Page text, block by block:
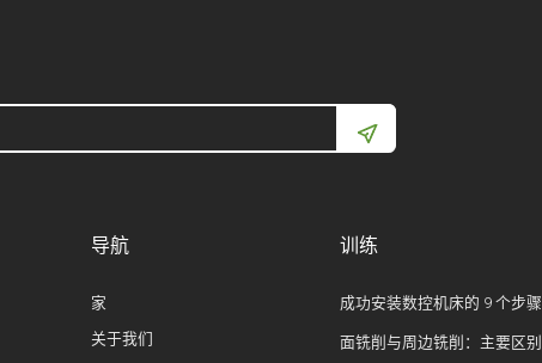
导航
家
关于我们
训练
成功安装数控机床的 9 个步骤
面铣削与周边铣削：主要区别